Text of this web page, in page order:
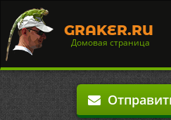
GRAKER.RU
Домовая страница